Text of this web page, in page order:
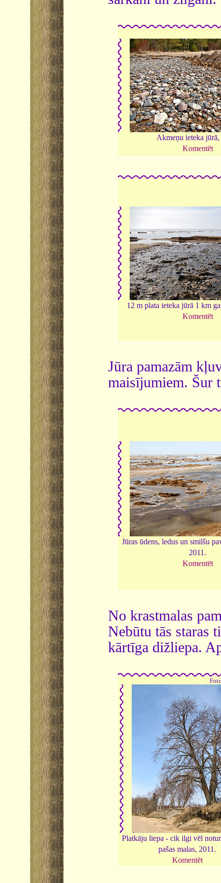
Akmeņu ieteka
Komentēt
12 m plata ieteka jūrā 1 km
Komentēt
Jūra pamazām
maisījumiem. Šur
Jūras ūdens, ledus un smilšu
2011.
Komentēt
No krastmalas
Nebūtu tās staras
kārtīga dižliepa.
Platkāju liepa - cik ilgi vēl
pašas malas, 2011.
Komentēt